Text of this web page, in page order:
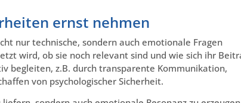
ernst nehmen
nur technische, sondern auch emotionale Fragen
wird, ob sie noch relevant sind und wie sich ihr
begleiten, z.B. durch transparente Kommunikation,
von psychologischer Sicherheit.